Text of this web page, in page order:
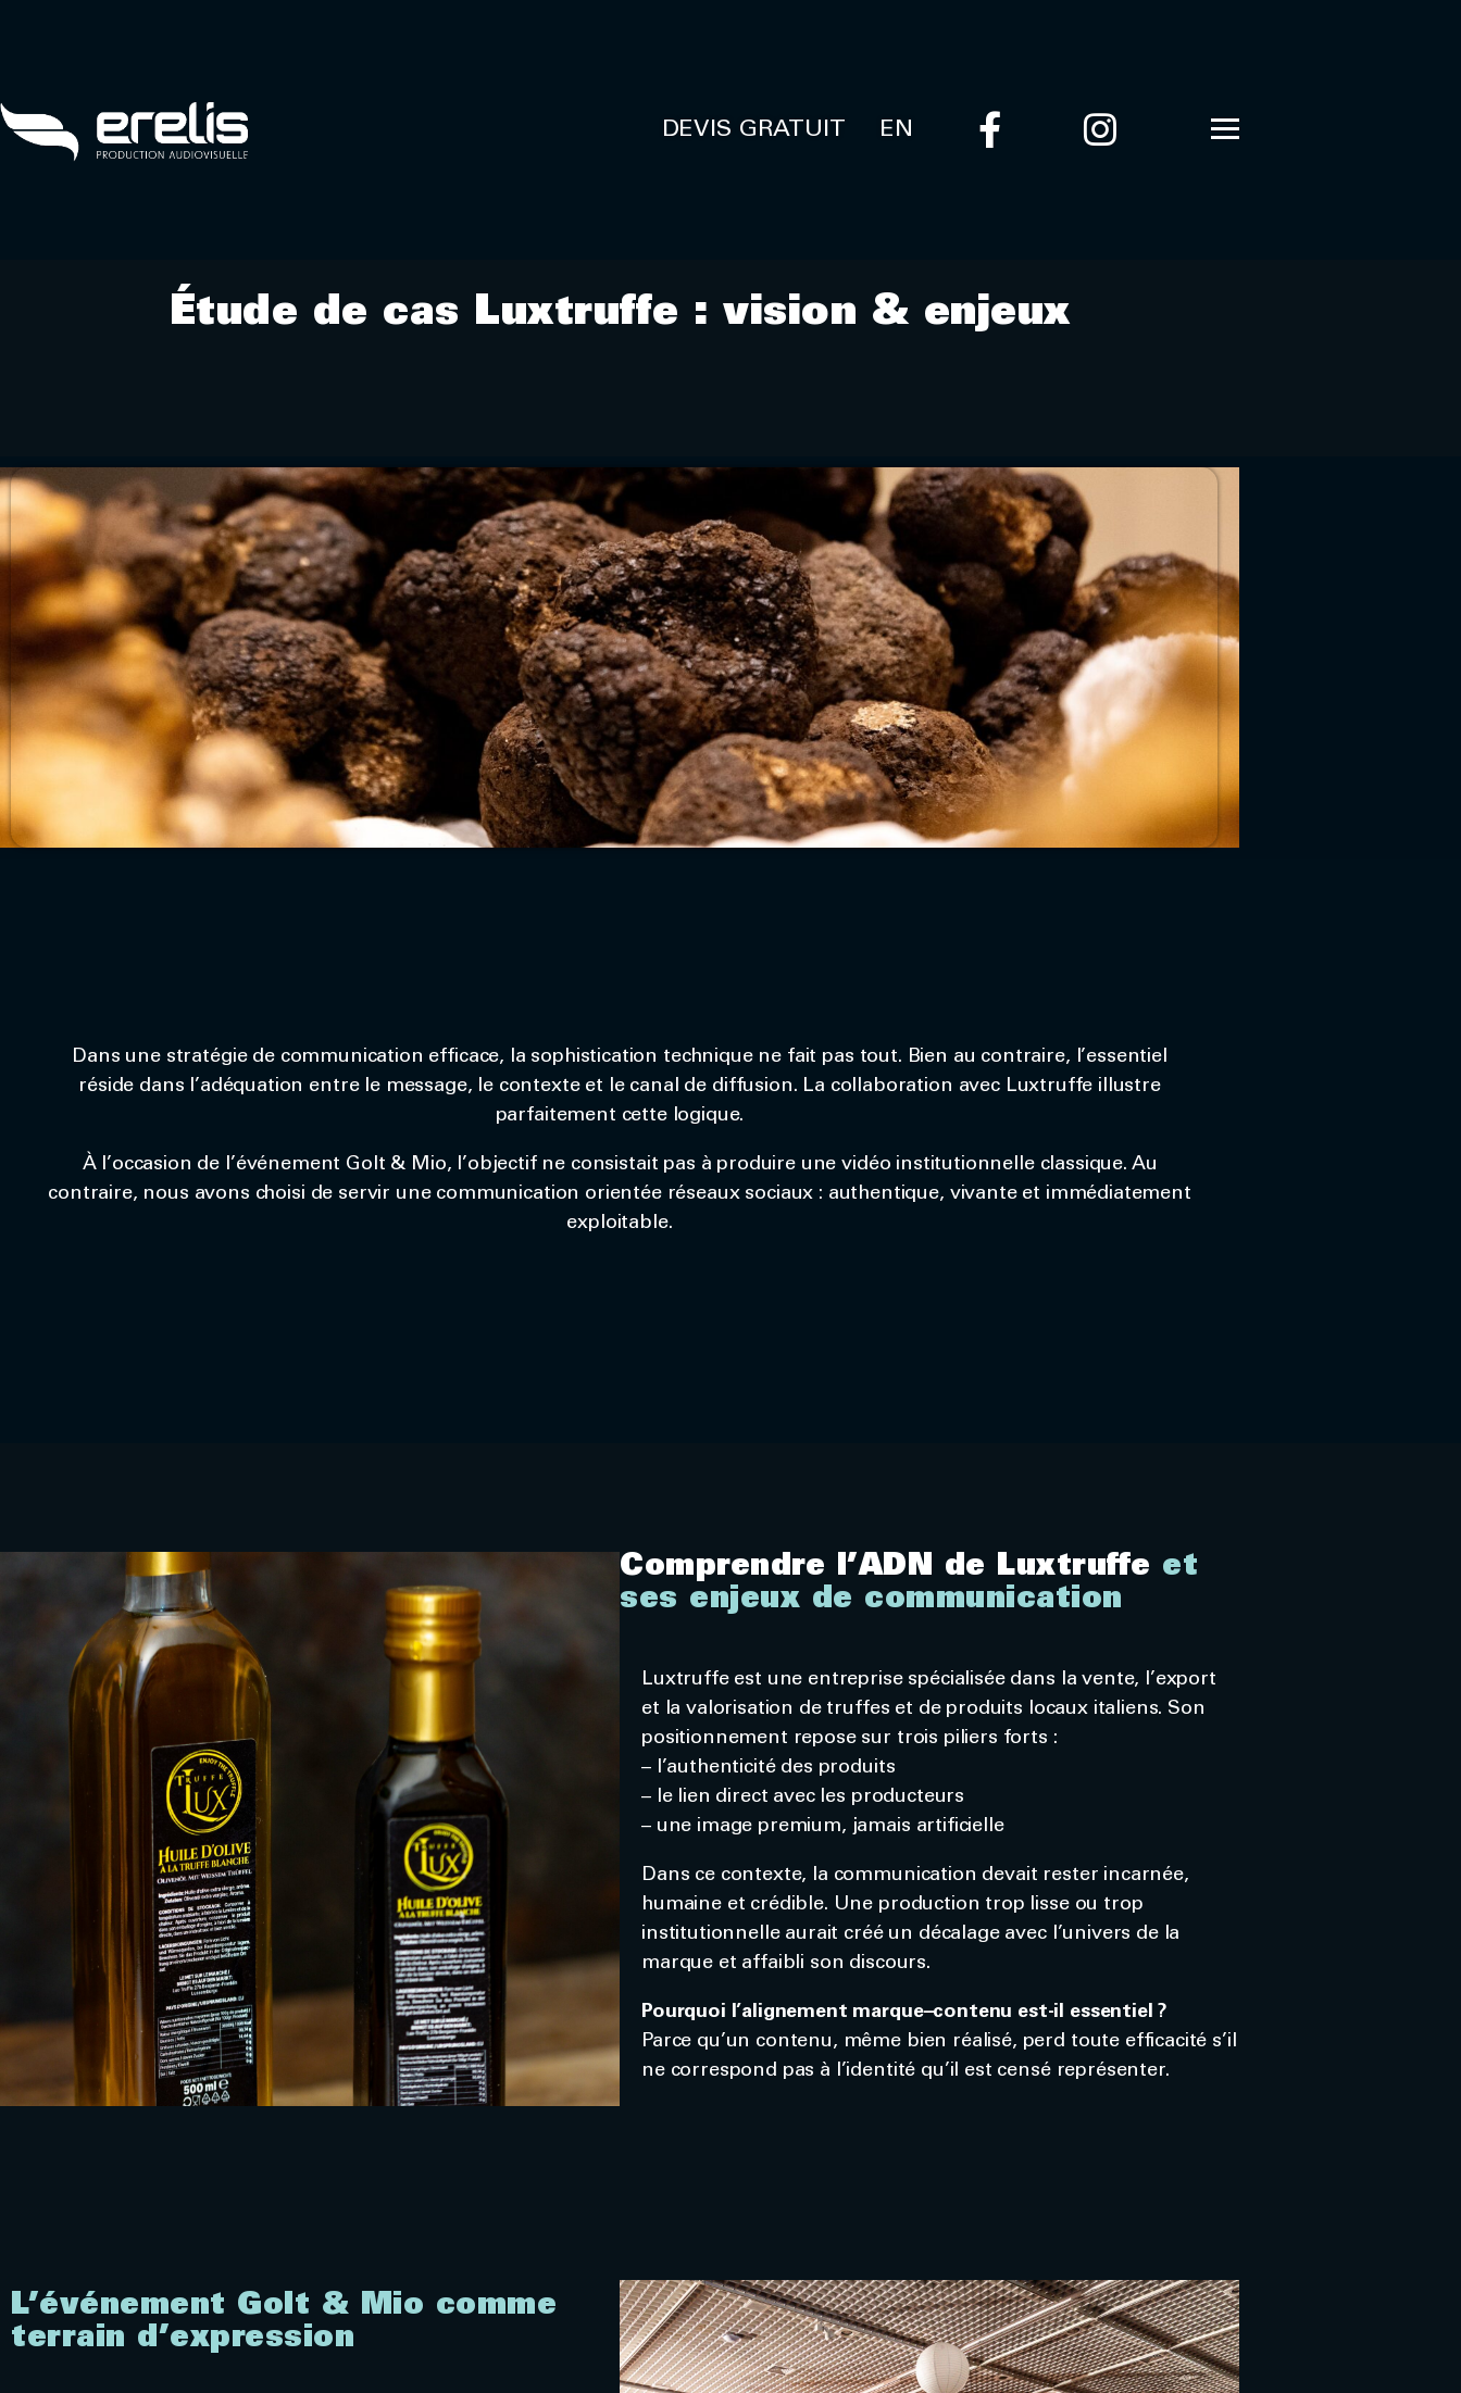
DEVIS GRATUIT EN
Étude de cas Luxtruffe : vision & enjeux
Dans une stratégie de communication efficace, la sophistication technique ne fait pas tout. Bien au contraire, l’essentiel
réside dans l’adéquation entre le message, le contexte et le canal de diffusion. La collaboration avec Luxtruffe illustre
parfaitement cette logique.
À l’occasion de l’événement Golt & Mio, l’objectif ne consistait pas à produire une vidéo institutionnelle classique. Au
contraire, nous avons choisi de servir une communication orientée réseaux sociaux : authentique, vivante et immédiatement
exploitable.
Comprendre l’ADN de Luxtruffe et
ses enjeux de communication
Luxtruffe est une entreprise spécialisée dans la vente, l’export
et la valorisation de truffes et de produits locaux italiens. Son
positionnement repose sur trois piliers forts :
– l’authenticité des produits
– le lien direct avec les producteurs
– une image premium, jamais artificielle
Dans ce contexte, la communication devait rester incarnée,
humaine et crédible. Une production trop lisse ou trop
institutionnelle aurait créé un décalage avec l’univers de la
marque et affaibli son discours.
Pourquoi l’alignement marque–contenu est-il essentiel ?
Parce qu’un contenu, même bien réalisé, perd toute efficacité s’il
ne correspond pas à l’identité qu’il est censé représenter.
L’événement Golt & Mio comme
terrain d’expression